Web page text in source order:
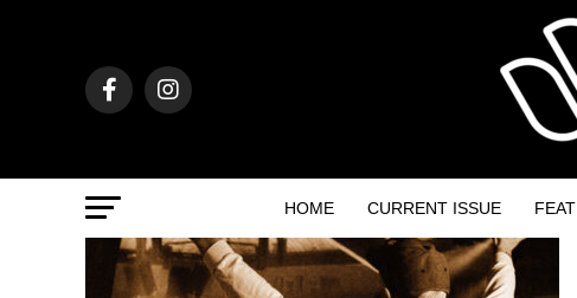
HOME CURRENT ISSUE